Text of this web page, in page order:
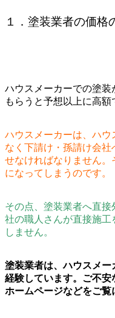
１．塗装業者の価格
ハウスメーカーでの塗装
もらうと予想以上に高額
ハウスメーカーは、ハ
なく下請け・孫請け会
せなければなりません
になってしまうのです。
その点、塗装業者へ直
社の職人さんが直接施
しません。
塗装業者は、ハウスメー
経験しています。ご不
ホームページなどをご覧